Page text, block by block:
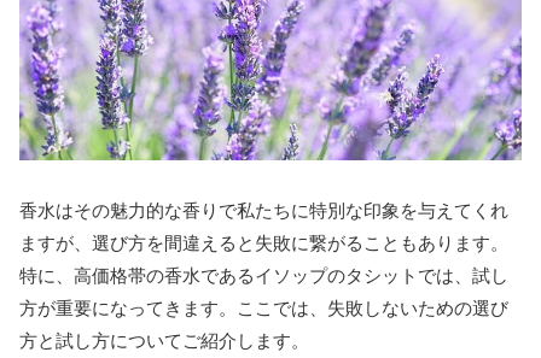
香水はその魅力的な香りで私たちに特別な印象を与えてくれ
ますが、選び方を間違えると失敗に繋がることもあります。
特に、高価格帯の香水であるイソップのタシットでは、試し
方が重要になってきます。ここでは、失敗しないための選び
方と試し方についてご紹介します。